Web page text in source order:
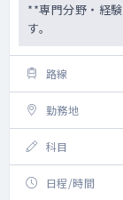
**専門分野・経
す。
路線
勤務地
科目
日程/時間